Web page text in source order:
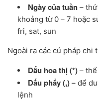
Ngày của tuần –
khoảng từ 0 – 7 hoặc
fri, sat, sun
Ngoài ra các cú pháp chi
Dấu hoa thị (*) –
Dấu phẩy (,) – để
lệnh